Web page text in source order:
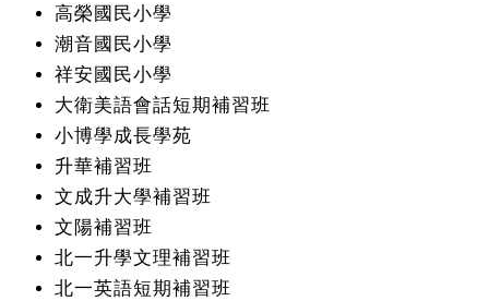
高榮國民小學
潮音國民小學
祥安國民小學
大衛美語會話短期補習班
小博學成長學苑
升華補習班
文成升大學補習班
文陽補習班
北一升學文理補習班
北一英語短期補習班